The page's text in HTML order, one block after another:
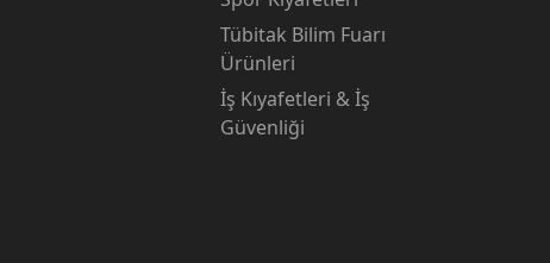
Tübitak Bilim Fuarı
Ürünleri
İş Kıyafetleri & İş
Güvenliği